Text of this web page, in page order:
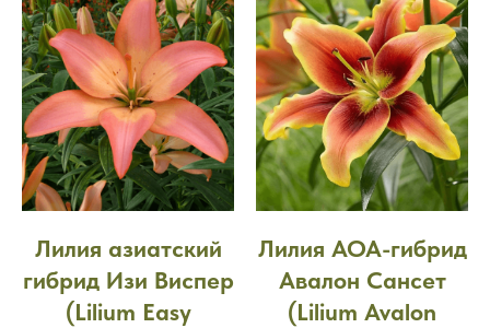
Лилия азиатский
гибрид Изи Виспер
(Lilium Easy
Лилия АОА-гибрид
Авалон Сансет
(Lilium Avalon